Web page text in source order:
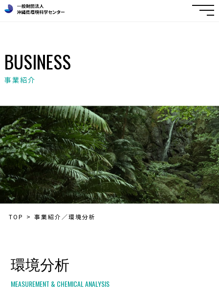
BUSINESS
事業紹介
TOP 事業紹介／環境分析
環境分析
MEASUREMENT & CHEMICAL ANALYSIS